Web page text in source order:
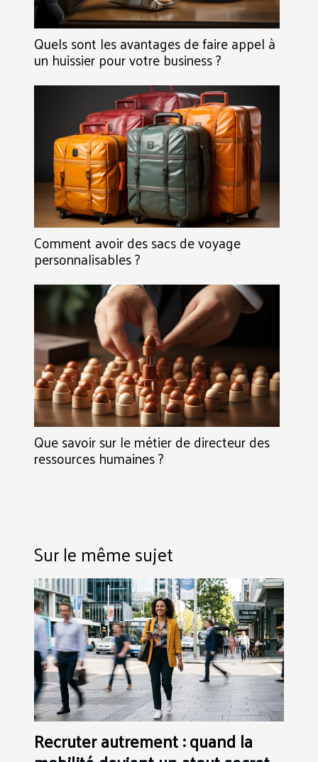
Quels sont les avantages de faire appel à
un huissier pour votre business ?
Comment avoir des sacs de voyage
personnalisables ?
Que savoir sur le métier de directeur des
ressources humaines ?
Sur le même sujet
Recruter autrement : quand la